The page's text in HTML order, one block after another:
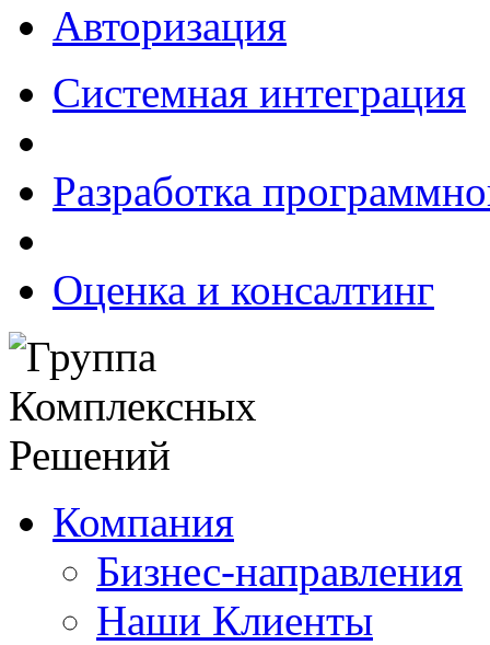
Авторизация
Системная интеграция
Разработка
Оценка и консалтинг
Компания
Бизнес-направления
Наши Клиенты